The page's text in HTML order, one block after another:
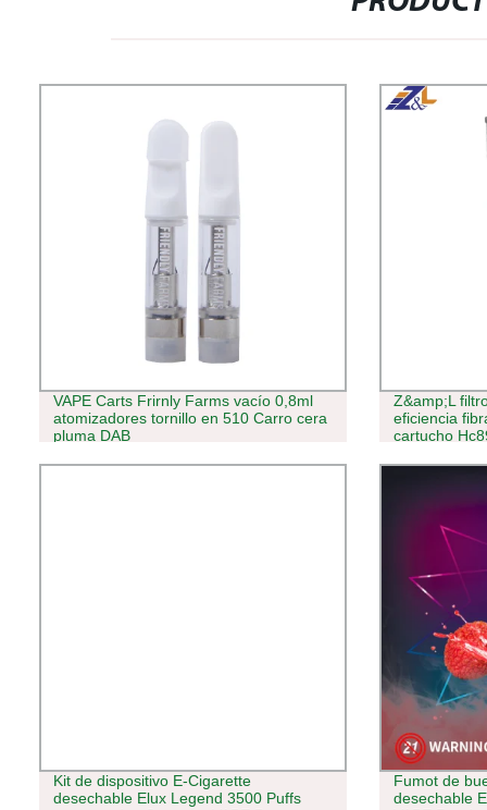
VAPE Carts Frirnly Farms vacío 0,8ml
atomizadores tornillo en 510 Carro cera
pluma DAB
Z&amp;L
eficiencia
cartucho
Kit de dispositivo E-Cigarette
desechable Elux Legend 3500 Puffs
Fumot de
desechable